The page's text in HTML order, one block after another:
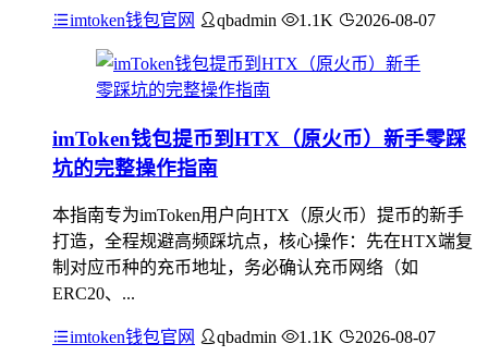
imtoken钱包官网 qbadmin 1.1K 2026-08-07
imToken钱包提币到HTX（原火币）新手零踩
坑的完整操作指南
本指南专为imToken用户向HTX（原火币）提币的新手
打造，全程规避高频踩坑点，核心操作：先在HTX端复
制对应币种的充币地址，务必确认充币网络（如
ERC20、...
imtoken钱包官网 qbadmin 1.1K 2026-08-07